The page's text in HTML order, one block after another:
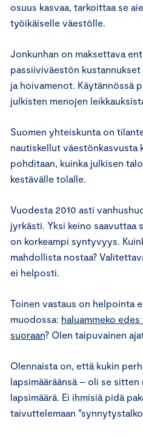
osuus kasvaa, tarkoittaa se
työikäiselle väestölle.
Jonkunhan on maksettava
passiiviväestön
ja hoivamenot. Käytännössä
julkisten menojen
Suomen yhteiskunta on
nautiskellut
pohditaan, kuinka julkisen
kestävälle tolalle.
Vuodesta 2010 asti
jyrkästi. Yksi keino saavuttaa
on korkeampi syntyvyys.
mahdollista nostaa?
ei helposti.
Toinen vastaus on helpointa
muodossa: haluammeko
suoraan? Olen taipuvainen
Olennaista on, että kukin
lapsimääräänsä – oli se sitten
lapsimäärä. Ei ihmisiä pidä
taivuttelemaan